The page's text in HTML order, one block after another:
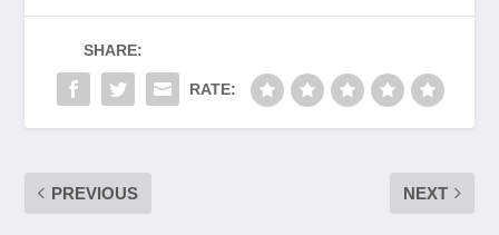
SHARE:
RATE:
PREVIOUS NEXT